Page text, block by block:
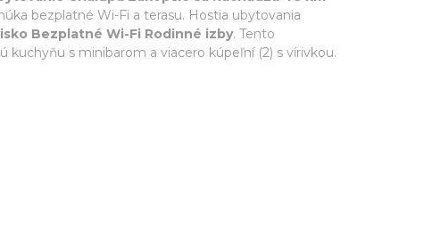
bezplatné Wi-Fi a terasu. Hostia ubytovania
Bezplatné Wi-Fi Rodinné izby. Tento
s minibarom a viacero kúpeľní (2) s vírivkou.